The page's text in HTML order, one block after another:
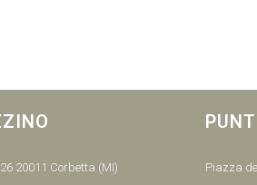
20011 Corbetta (MI)
Piazza